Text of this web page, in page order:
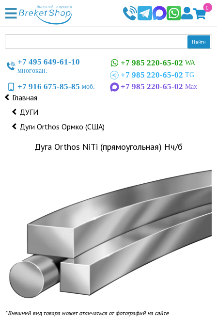
0
Найти
+7 495 649-61-10
многокан.
+7 916 675-85-85 моб.
+7 985 220-65-02 WA
+7 985 220-65-02 TG
+7 985 220-65-02 Max
Главная
ДУГИ
Дуги Orthos Ормко (США)
Дуга Orthos NiTi (прямоугольная) Нч/б
* Внешний вид товара может отличаться от фотографий на сайте